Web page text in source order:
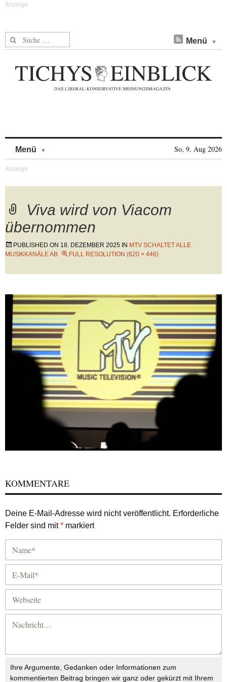
Suche nach: Menü
Menü So, 9. Aug 2026
Viva wird von Viacom
übernommen
PUBLISHED ON 18. DEZEMBER 2025 IN MTV SCHALTET ALLE
MUSIKKANÄLE AB
FULL RESOLUTION (620 × 446)
KOMMENTARE
Deine E-Mail-Adresse wird nicht veröffentlicht. Erforderliche
Felder sind mit* markiert
Ihre Argumente, Gedanken oder Informationen zum
kommentierten Beitrag bringen wir ganz oder gekürzt mit Ihrem